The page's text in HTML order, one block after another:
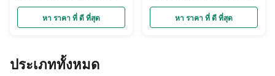
Cream Jar Lids Covers This
round flat plastic bottle cover is
perfect for the glass jar with
glass jars available . It is easy to
screw close and open , there
หา ราคา ที่ ดี ที่สุด
Wide Mouth Glass Jars
Closures Product Specifications:
1. Thickness: 2mm-4mm ,can be
หา ราคา ที่ ดี ที่สุด
ประเภททั้งหมด